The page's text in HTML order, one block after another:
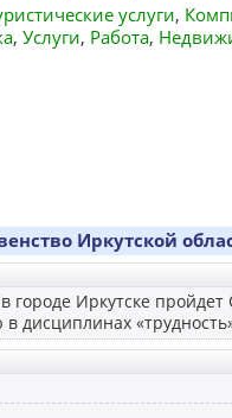
услуги,
, Услуги, Работа,
Иркутской
городе Иркутске
дисциплинах